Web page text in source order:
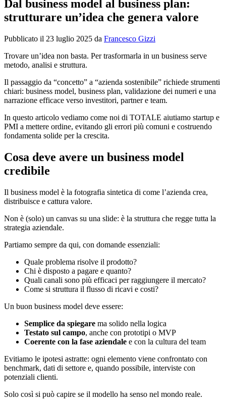
Dal business model al business plan:
strutturare un’idea che genera valore
Pubblicato il 23 luglio 2025 da Francesco Gizzi
Trovare un’idea non basta. Per trasformarla in un business serve
metodo, analisi e struttura.
Il passaggio da “concetto” a “azienda sostenibile” richiede strumenti
chiari: business model, business plan, validazione dei numeri e una
narrazione efficace verso investitori, partner e team.
In questo articolo vediamo come noi di TOTALE aiutiamo startup e
PMI a mettere ordine, evitando gli errori più comuni e costruendo
fondamenta solide per la crescita.
Cosa deve avere un business model
credibile
Il business model è la fotografia sintetica di come l’azienda crea,
distribuisce e cattura valore.
Non è (solo) un canvas su una slide: è la struttura che regge tutta la
strategia aziendale.
Partiamo sempre da qui, con domande essenziali:
Quale problema risolve il prodotto?
Chi è disposto a pagare e quanto?
Quali canali sono più efficaci per raggiungere il mercato?
Come si struttura il flusso di ricavi e costi?
Un buon business model deve essere:
Semplice da spiegare ma solido nella logica
Testato sul campo, anche con prototipi o MVP
Coerente con la fase aziendale e con la cultura del team
Evitiamo le ipotesi astratte: ogni elemento viene confrontato con
benchmark, dati di settore e, quando possibile, interviste con
potenziali clienti.
Solo così si può capire se il modello ha senso nel mondo reale.